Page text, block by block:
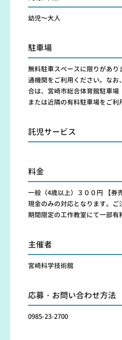
幼児～大人
駐車場
無料駐車スペースに限りがあ
通機関をご利用ください。な
合は、宮崎市総合体育館駐車場
または近隣の有料駐車場をご利
託児サービス
料金
一般（4歳以上）３００円 【券
現金のみの対応となります。
期間限定の工作教室にて一部有
主催者
宮崎科学技術館
応募・お問い合わせ方法
0985-23-2700